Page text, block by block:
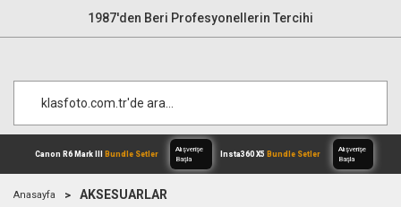
1987'den Beri Profesyonellerin Tercihi
Anasayfa AKSESUARLAR